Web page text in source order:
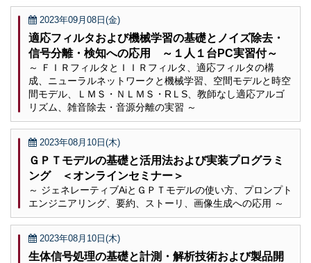
2023年09月08日(金)
適応フィルタおよび機械学習の基礎とノイズ除去・
信号分離・検知への応用 ～１人１台PC実習付～
～ ＦＩＲフィルタとＩＩＲフィルタ、適応フィルタの構
成、ニューラルネットワークと機械学習、空間モデルと時空
間モデル、ＬＭＳ・ＮＬＭＳ・RＬS、教師なし適応アルゴ
リズム、雑音除去・音源分離の実習 ～
2023年08月10日(木)
ＧＰＴモデルの基礎と活用法および実装プログラミ
ング ＜オンラインセミナー＞
～ ジェネレーティブAiとＧＰＴモデルの使い方、プロンプト
エンジニアリング、要約、ストーリ、画像生成への応用 ～
2023年08月10日(木)
生体信号処理の基礎と計測・解析技術および製品開